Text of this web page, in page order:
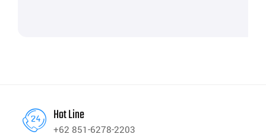
Hot Line
+62 851-6278-2203